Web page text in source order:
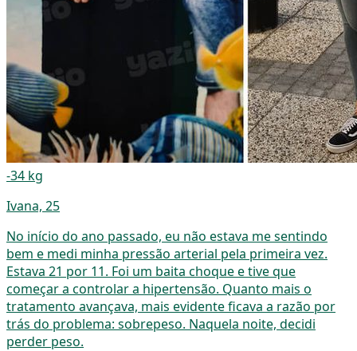
-34 kg
Ivana, 25
No início do ano passado, eu não estava me sentindo
bem e medi minha pressão arterial pela primeira vez.
Estava 21 por 11. Foi um baita choque e tive que
começar a controlar a hipertensão. Quanto mais o
tratamento avançava, mais evidente ficava a razão por
trás do problema: sobrepeso. Naquela noite, decidi
perder peso.